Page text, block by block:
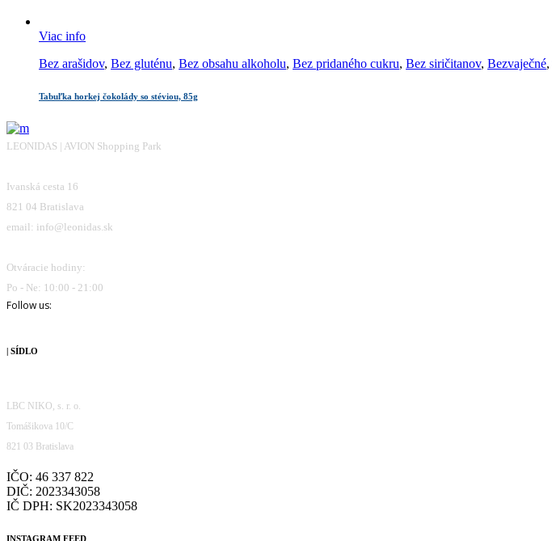
Viac info
Bez arašidov, Bez gluténu, Bez obsahu alkoholu, Bez pridaného cukru, Bez siričitanov, Bezvaječné,
Tabuľka horkej čokolády so stéviou, 85g
LEONIDAS | AVION Shopping Park
Ivanská cesta 16
821 04 Bratislava
email: info@leonidas.sk
Otváracie hodiny:
Po - Ne: 10:00 - 21:00
Follow us:
| SÍDLO
LBC NIKO, s. r. o.
Tomášikova 10/C
821 03 Bratislava
IČO: 46 337 822
DIČ: 2023343058
IČ DPH: SK2023343058
INSTAGRAM FEED